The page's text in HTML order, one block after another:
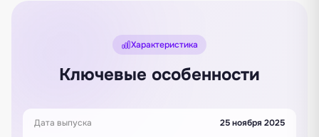
Характеристика
Ключевые особенности
Дата выпуска 25 ноября 2025